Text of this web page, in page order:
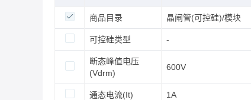
商品目录 晶闸管(可控硅)/模块
可控硅类型 -
断态峰值电压
(Vdrm)
600V
通态电流(It) 1A